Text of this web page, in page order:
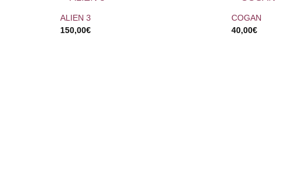
ALIEN 3
150,00€
COGAN
40,00€